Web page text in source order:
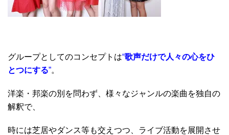
グループとしてのコンセプトは“歌声だけで人々の心をひ
とつにする”。
洋楽・邦楽の別を問わず、様々なジャンルの楽曲を独自の
解釈で、
時には芝居やダンス等も交えつつ、ライブ活動を展開させ